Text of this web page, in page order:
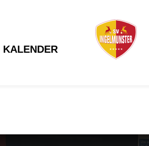
KALENDER